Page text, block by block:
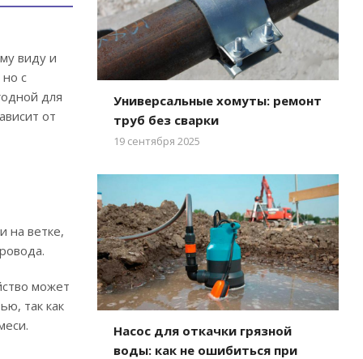
виду и
с
для
от
на ветке,
может
так как
Универсальные хомуты: ремонт
труб без сварки
19 сентября 2025
Насос для откачки грязной
воды: как не ошибиться при